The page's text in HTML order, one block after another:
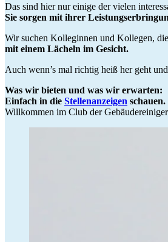
Das sind hier nur einige der vielen
Sie sorgen mit ihrer
Wir suchen Kolleginnen und Kollegen,
mit einem Lächeln im Gesicht.
Auch wenn’s mal richtig heiß her geht
Was wir bieten und was wir erwarten:
Einfach in die Stellenanzeigen schauen.
Willkommen im Club der